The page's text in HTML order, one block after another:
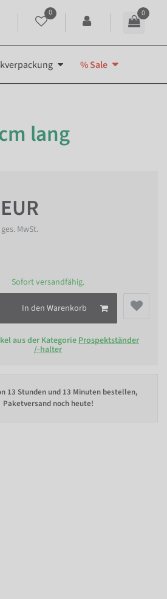
0 0
% Sale
lang
MwSt.
Sofort versandfähig.
In den Warenkorb
aus der KategorieProspektständer
/-halter
13 Stunden und 13 Minuten bestellen,
Paketversand noch heute!